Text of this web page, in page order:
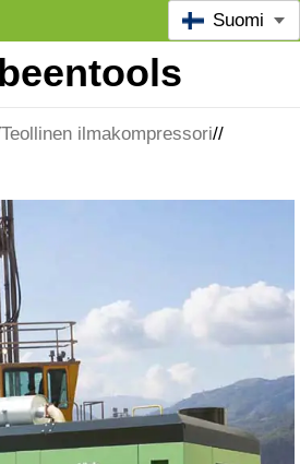
Suomi
Teollinen ilmakompressori/